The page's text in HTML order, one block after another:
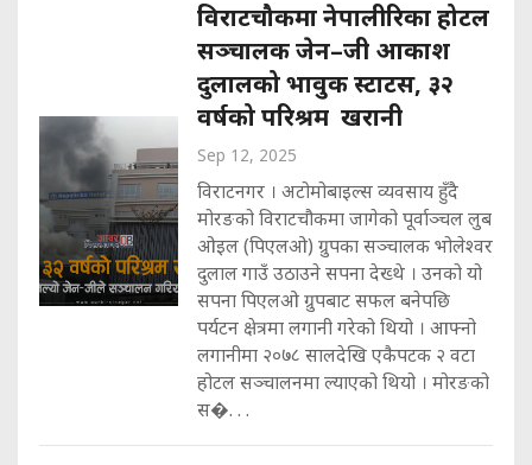
विराटचौकमा नेपालीरिका होटल
सञ्चालक जेन–जी आकाश
दुलालको भावुक स्टाटस, ३२
वर्षको परिश्रम खरानी
Sep 12, 2025
विराटनगर । अटोमोबाइल्स व्यवसाय हुँदै
मोरङको विराटचौकमा जागेको पूर्वाञ्चल लुब
ओइल (पिएलओ) ग्रुपका सञ्चालक भोलेश्वर
दुलाल गाउँ उठाउने सपना देख्थे । उनको यो
सपना पिएलओ ग्रुपबाट सफल बनेपछि
पर्यटन क्षेत्रमा लगानी गरेको थियो । आफ्नो
लगानीमा २०७८ सालदेखि एकैपटक २ वटा
होटल सञ्चालनमा ल्याएको थियो । मोरङको
स�. . .